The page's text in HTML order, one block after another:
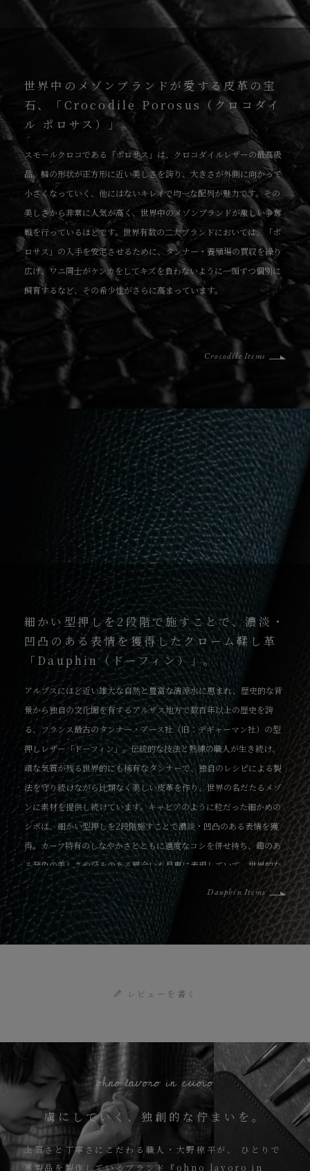
世界中のメゾンブランドが愛する皮革の宝
石、「Crocodile Porosus（クロコダイ
ル ポロサス）」。
スモールクロコである「ポロサス」は、クロコダイルレザーの最高級
品。鱗の形状が正方形に近い美しさを誇り、大きさが外側に向かって
小さくなっていく、他にはないキレイで均一な配列が魅力です。その
美しさから非常に人気が高く、世界中のメゾンブランドが激しい争奪
戦を行っているほどです。世界有数の二大ブランドにおいては、「ポ
ロサス」の入手を安定させるために、タンナー・養殖場の買収を繰り
広げ、ワニ同士がケンカをしてキズを負わないように一頭ずつ個別に
飼育するなど、その希少性がさらに高まっています。
Crocodile Items
細かい型押しを2段階で施すことで、濃淡・
凹凸のある表情を獲得したクローム鞣し革
「Dauphin（ドーフィン）」。
アルプスにほど近い雄大な自然と豊富な清涼水に恵まれ、歴史的な背
景から独自の文化圏を有するアルザス地方で数百年以上の歴史を誇
る、フランス最古のタンナー・アース社（旧：デギャーマン社）の型
押しレザー「ドーフィン」。伝統的な技法と熟練の職人が生き続け、
頑な気質が残る世界的にも稀有なタンナーで、独自のレシピによる製
法を守り続けながら比類なく美しい皮革を作り、世界の名だたるメゾ
ンに素材を提供し続けています。キャビアのように粒だった細かめの
シボは、細かい型押しを2段階施すことで濃淡・凹凸のある表情を獲
得。カーフ特有のしなやかさとともに適度なコシを併せ持ち、趣のあ
る発色の美しさや深みのある風合いも見事に表現していて、世界的な
トップブランドにも採用されている高級皮革です。
Dauphin Items
レビューを書く
虜にしていく、独創的な佇まいを。
上質さと丁寧さにこだわる職人・大野椋平が、
ひとりで
革製品を製作しているブランド『ohno lavoro in